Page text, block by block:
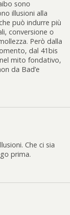
sono
illusioni alla
può indurre più
conversione o
Però dalla
dal 41bis
mito fondativo,
da Bad’e
Che ci sia
prima.